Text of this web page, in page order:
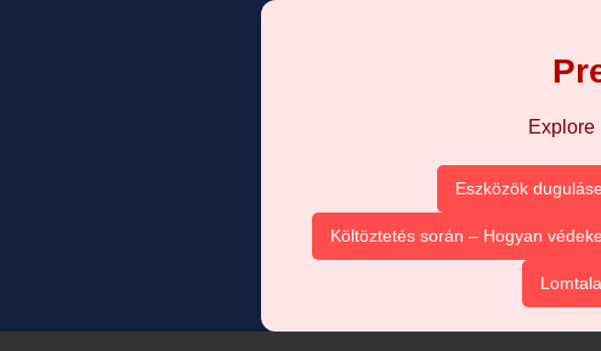
Explore
Eszközök
Költöztetés során – Hogyan